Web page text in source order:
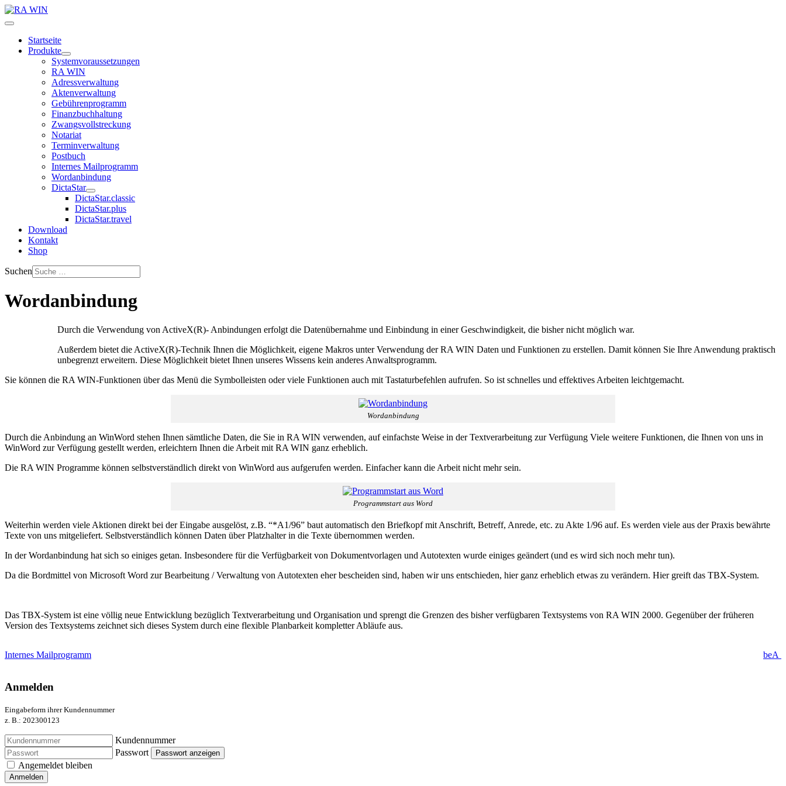
Startseite
Produkte
Systemvoraussetzungen
RA WIN
Adressverwaltung
Aktenverwaltung
Gebührenprogramm
Finanzbuchhaltung
Zwangsvollstreckung
Notariat
Terminverwaltung
Postbuch
Internes Mailprogramm
Wordanbindung
DictaStar
DictaStar.classic
DictaStar.plus
DictaStar.travel
Download
Kontakt
Shop
Suchen
Wordanbindung
Durch die Verwendung von ActiveX(R)- Anbindungen erfolgt die Datenübernahme und Einbindung in einer Geschwindigkeit, die bisher nicht möglich war.
Außerdem bietet die ActiveX(R)-Technik Ihnen die Möglichkeit, eigene Makros unter Verwendung der RA WIN Daten und Funktionen zu erstellen. Damit können Sie Ihre Anwendung praktisch
unbegrenzt erweitern. Diese Möglichkeit bietet Ihnen unseres Wissens kein anderes Anwaltsprogramm.
Sie können die RA WIN-Funktionen über das Menü die Symbolleisten oder viele Funktionen auch mit Tastaturbefehlen aufrufen. So ist schnelles und effektives Arbeiten leichtgemacht.
Wordanbindung
Durch die Anbindung an WinWord stehen Ihnen sämtliche Daten, die Sie in RA WIN verwenden, auf einfachste Weise in der Textverarbeitung zur Verfügung Viele weitere Funktionen, die Ihnen von uns in
WinWord zur Verfügung gestellt werden, erleichtern Ihnen die Arbeit mit RA WIN ganz erheblich.
Die RA WIN Programme können selbstverständlich direkt von WinWord aus aufgerufen werden. Einfacher kann die Arbeit nicht mehr sein.
Programmstart aus Word
Weiterhin werden viele Aktionen direkt bei der Eingabe ausgelöst, z.B. “*A1/96” baut automatisch den Briefkopf mit Anschrift, Betreff, Anrede, etc. zu Akte 1/96 auf. Es werden viele aus der Praxis bewährte
Texte von uns mitgeliefert. Selbstverständlich können Daten über Platzhalter in die Texte übernommen werden.
In der Wordanbindung hat sich so einiges getan. Insbesondere für die Verfügbarkeit von Dokumentvorlagen und Autotexten wurde einiges geändert (und es wird sich noch mehr tun).
Da die Bordmittel von Microsoft Word zur Bearbeitung / Verwaltung von Autotexten eher bescheiden sind, haben wir uns entschieden, hier ganz erheblich etwas zu verändern. Hier greift das TBX-System.
Das TBX-System ist eine völlig neue Entwicklung bezüglich Textverarbeitung und Organisation und sprengt die Grenzen des bisher verfügbaren Textsystems von RA WIN 2000. Gegenüber der früheren
Version des Textsystems zeichnet sich dieses System durch eine flexible Planbarkeit kompletter Abläufe aus.
Internes Mailprogramm beA
Anmelden
Eingabeform ihrer Kundennummer
z. B.: 202300123
Kundennummer
Passwort
Passwort anzeigen
Angemeldet bleiben
Anmelden